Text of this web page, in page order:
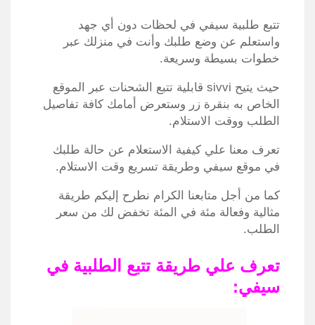
تتبع طلبية سيفي في لحظات دون أي جهد
واستعلم عن وضع طلبك وأنت في منزلك عبر
خطوات بسيطة وسريعة.
حيث يتيح sivvi قابلية تتبع الشحنات عبر الموقع
الخاص به بنقرة زر وستعرض أمامك كافة تفاصيل
الطلب ووقت الاستلام.
تعرف معنا علي كيفية الاستعلام عن حالة طلبك
في موقع سيفي وطريقة تسريع وقت الاستلام.
كما من أجل متابعنا الكرام نطرح إليكم طريقة
مثالية وفعالة مئة في المئة تخفض لك من سعر
الطلب.
تعرف علي طريقة تتبع الطلبية في
سيفي: